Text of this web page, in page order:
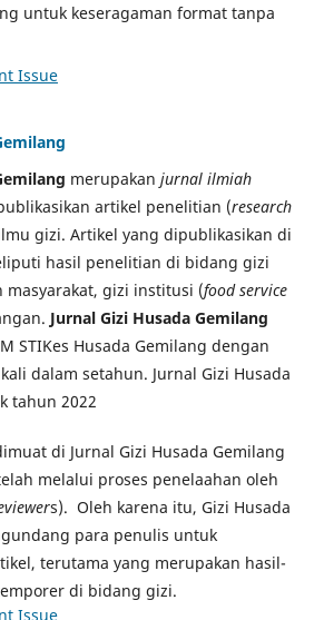
untuk keseragaman format tanpa
Issue
merupakan jurnal ilmiah
artikel penelitian (research
gizi. Artikel yang dipublikasikan di
hasil penelitian di bidang gizi
masyarakat, gizi institusi (food service
Jurnal Gizi Husada Gemilang
STIKes Husada Gemilang dengan
dalam setahun. Jurnal Gizi Husada
tahun 2022
di Jurnal Gizi Husada Gemilang
melalui proses penelaahan oleh
s). Oleh karena itu, Gizi Husada
para penulis untuk
terutama yang merupakan hasil-
di bidang gizi.
Issue